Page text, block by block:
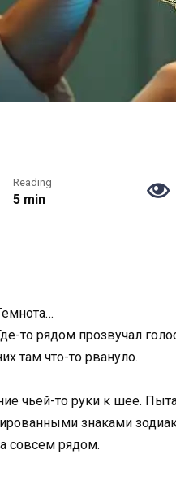
Reading
5 min
то рядом прозвучал
там что-то рвануло.
чьей-то руки к шее.
знаками
совсем рядом.